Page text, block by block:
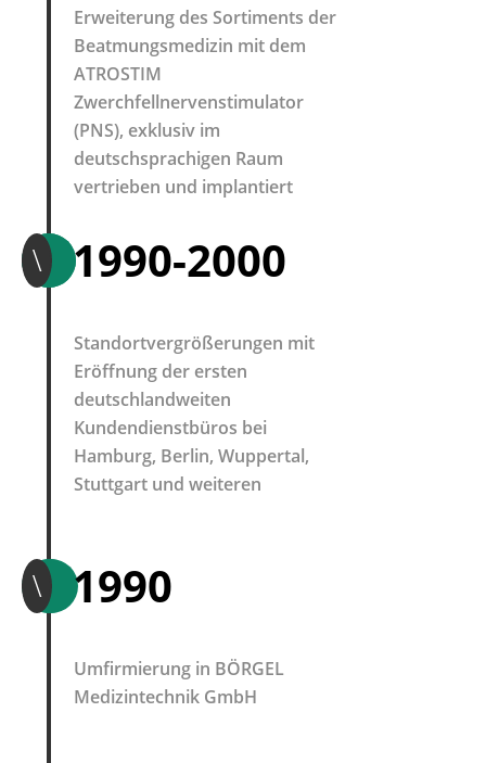
Erweiterung des Sortiments der
Beatmungsmedizin mit dem
ATROSTIM
Zwerchfellnervenstimulator
(PNS), exklusiv im
deutschsprachigen Raum
vertrieben und implantiert
\ 1990-2000
Standortvergrößerungen mit
Eröffnung der ersten
deutschlandweiten
Kundendienstbüros bei
Hamburg, Berlin, Wuppertal,
Stuttgart und weiteren
\ 1990
Umfirmierung in BÖRGEL
Medizintechnik GmbH